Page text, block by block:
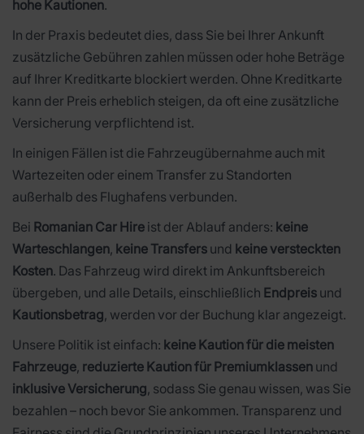
hohe Kautionen.
In der Praxis bedeutet dies, dass Sie bei Ihrer Ankunft
zusätzliche Gebühren zahlen müssen oder hohe Beträge
auf Ihrer Kreditkarte blockiert werden. Ohne Kreditkarte
kann der Preis erheblich steigen, da oft eine zusätzliche
Versicherung verpflichtend ist.
In einigen Fällen ist die Fahrzeugübernahme auch mit
Wartezeiten oder einem Transfer zu Standorten
außerhalb des Flughafens verbunden.
Bei Romanian Car Hire ist der Ablauf anders: keine
Warteschlangen, keine Transfers und keine versteckten
Kosten. Das Fahrzeug wird direkt im Ankunftsbereich
übergeben, und alle Details, einschließlich Endpreis und
Kautionsbetrag, werden vor der Buchung klar angezeigt.
Unsere Politik ist einfach: keine Kaution für die meisten
Fahrzeuge, reduzierte Kaution für Premiumklassen und
inklusive Versicherung, sodass Sie genau wissen, was Sie
bezahlen – noch bevor Sie ankommen. Transparenz und